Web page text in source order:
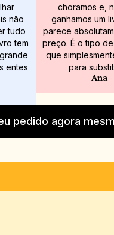
não
tudo
tem
entes
choramos e,
ganhamos um
parece
preço. É o tipo
que
para
-Ana
pedido agora